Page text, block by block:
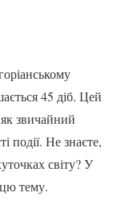
45 діб. Цей
звичайний
події. Не знаєте,
світу? У
цю тему.